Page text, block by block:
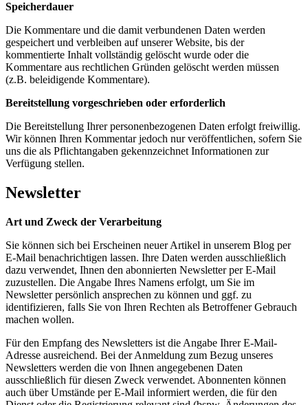
Speicherdauer
Die Kommentare und die damit verbundenen Daten werden
gespeichert und verbleiben auf unserer Website, bis der
kommentierte Inhalt vollständig gelöscht wurde oder die
Kommentare aus rechtlichen Gründen gelöscht werden müssen
(z.B. beleidigende Kommentare).
Bereitstellung vorgeschrieben oder erforderlich
Die Bereitstellung Ihrer personenbezogenen Daten erfolgt freiwillig.
Wir können Ihren Kommentar jedoch nur veröffentlichen, sofern Sie
uns die als Pflichtangaben gekennzeichnet Informationen zur
Verfügung stellen.
Newsletter
Art und Zweck der Verarbeitung
Sie können sich bei Erscheinen neuer Artikel in unserem Blog per
E-Mail benachrichtigen lassen. Ihre Daten werden ausschließlich
dazu verwendet, Ihnen den abonnierten Newsletter per E-Mail
zuzustellen. Die Angabe Ihres Namens erfolgt, um Sie im
Newsletter persönlich ansprechen zu können und ggf. zu
identifizieren, falls Sie von Ihren Rechten als Betroffener Gebrauch
machen wollen.
Für den Empfang des Newsletters ist die Angabe Ihrer E-Mail-
Adresse ausreichend. Bei der Anmeldung zum Bezug unseres
Newsletters werden die von Ihnen angegebenen Daten
ausschließlich für diesen Zweck verwendet. Abonnenten können
auch über Umstände per E-Mail informiert werden, die für den